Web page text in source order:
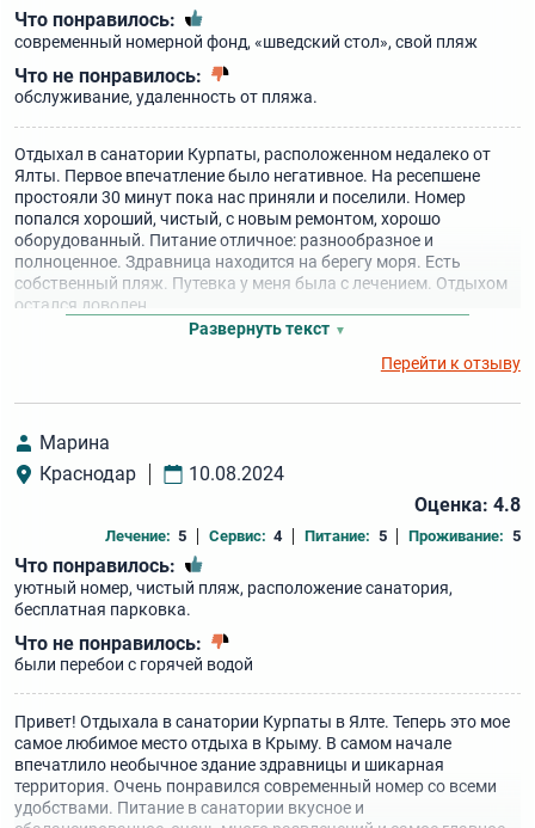
Что понравилось:
современный номерной фонд, «шведский стол», свой пляж
Что не понравилось:
обслуживание, удаленность от пляжа.
Отдыхал в санатории Курпаты, расположенном недалеко от
Ялты. Первое впечатление было негативное. На ресепшене
простояли 30 минут пока нас приняли и поселили. Номер
попался хороший, чистый, с новым ремонтом, хорошо
оборудованный. Питание отличное: разнообразное и
полноценное. Здравница находится на берегу моря. Есть
собственный пляж. Путевка у меня была с лечением. Отдыхом
остался доволен.
Развернуть текст
Перейти к отзыву
Марина
Краснодар
10.08.2024
Оценка: 4.8
Лечение: 5 Сервис: 4 Питание: 5 Проживание: 5
Что понравилось:
уютный номер, чистый пляж, расположение санатория,
бесплатная парковка.
Что не понравилось:
были перебои с горячей водой
Привет! Отдыхала в санатории Курпаты в Ялте. Теперь это мое
самое любимое место отдыха в Крыму. В самом начале
впечатлило необычное здание здравницы и шикарная
территория. Очень понравился современный номер со всеми
удобствами. Питание в санатории вкусное и